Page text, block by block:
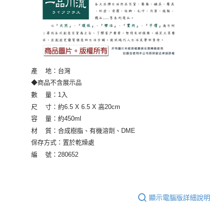
產 地：台灣
◆商品不含展示品
數 量：1入
尺 寸：約6.5 X 6.5 X 高20cm
容 量：約450ml
材 質：合成樹脂、有機溶劑、DME
保存方式：置於乾燥處
編 號： 280652
顯示電腦版詳細說明